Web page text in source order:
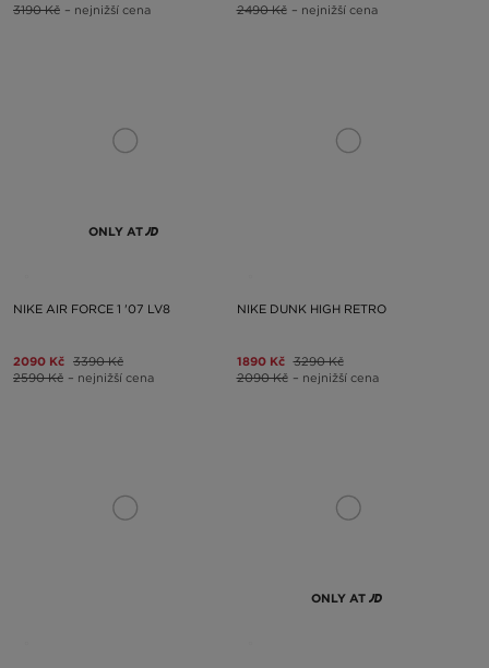
3190 Kč – nejnižší cena
2490 Kč – nejnižší cena
ONLY AT
NIKE AIR FORCE 1 '07 LV8
2090 Kč 3390 Kč
2590 Kč – nejnižší cena
NIKE DUNK HIGH RETRO
1890 Kč 3290 Kč
2090 Kč – nejnižší cena
ONLY AT